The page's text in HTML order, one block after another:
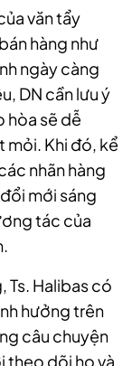
văn tẩy
hàng như
ngày càng
DN cần lưu ý
hòa sẽ dễ
mỏi. Khi đó, kể
nhãn hàng
mới sáng
tác của
Ts. Halibas có
hưởng trên
câu chuyện
theo dõi họ và